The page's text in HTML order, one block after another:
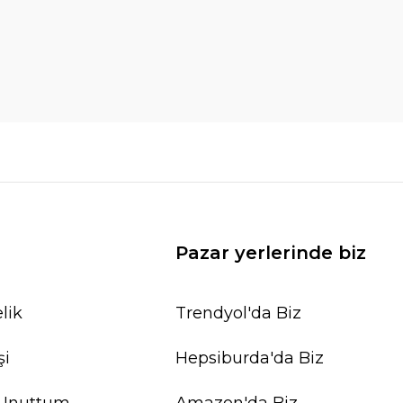
Pazar yerlerinde biz
Trendyol'da Biz
Hepsiburda'da Biz